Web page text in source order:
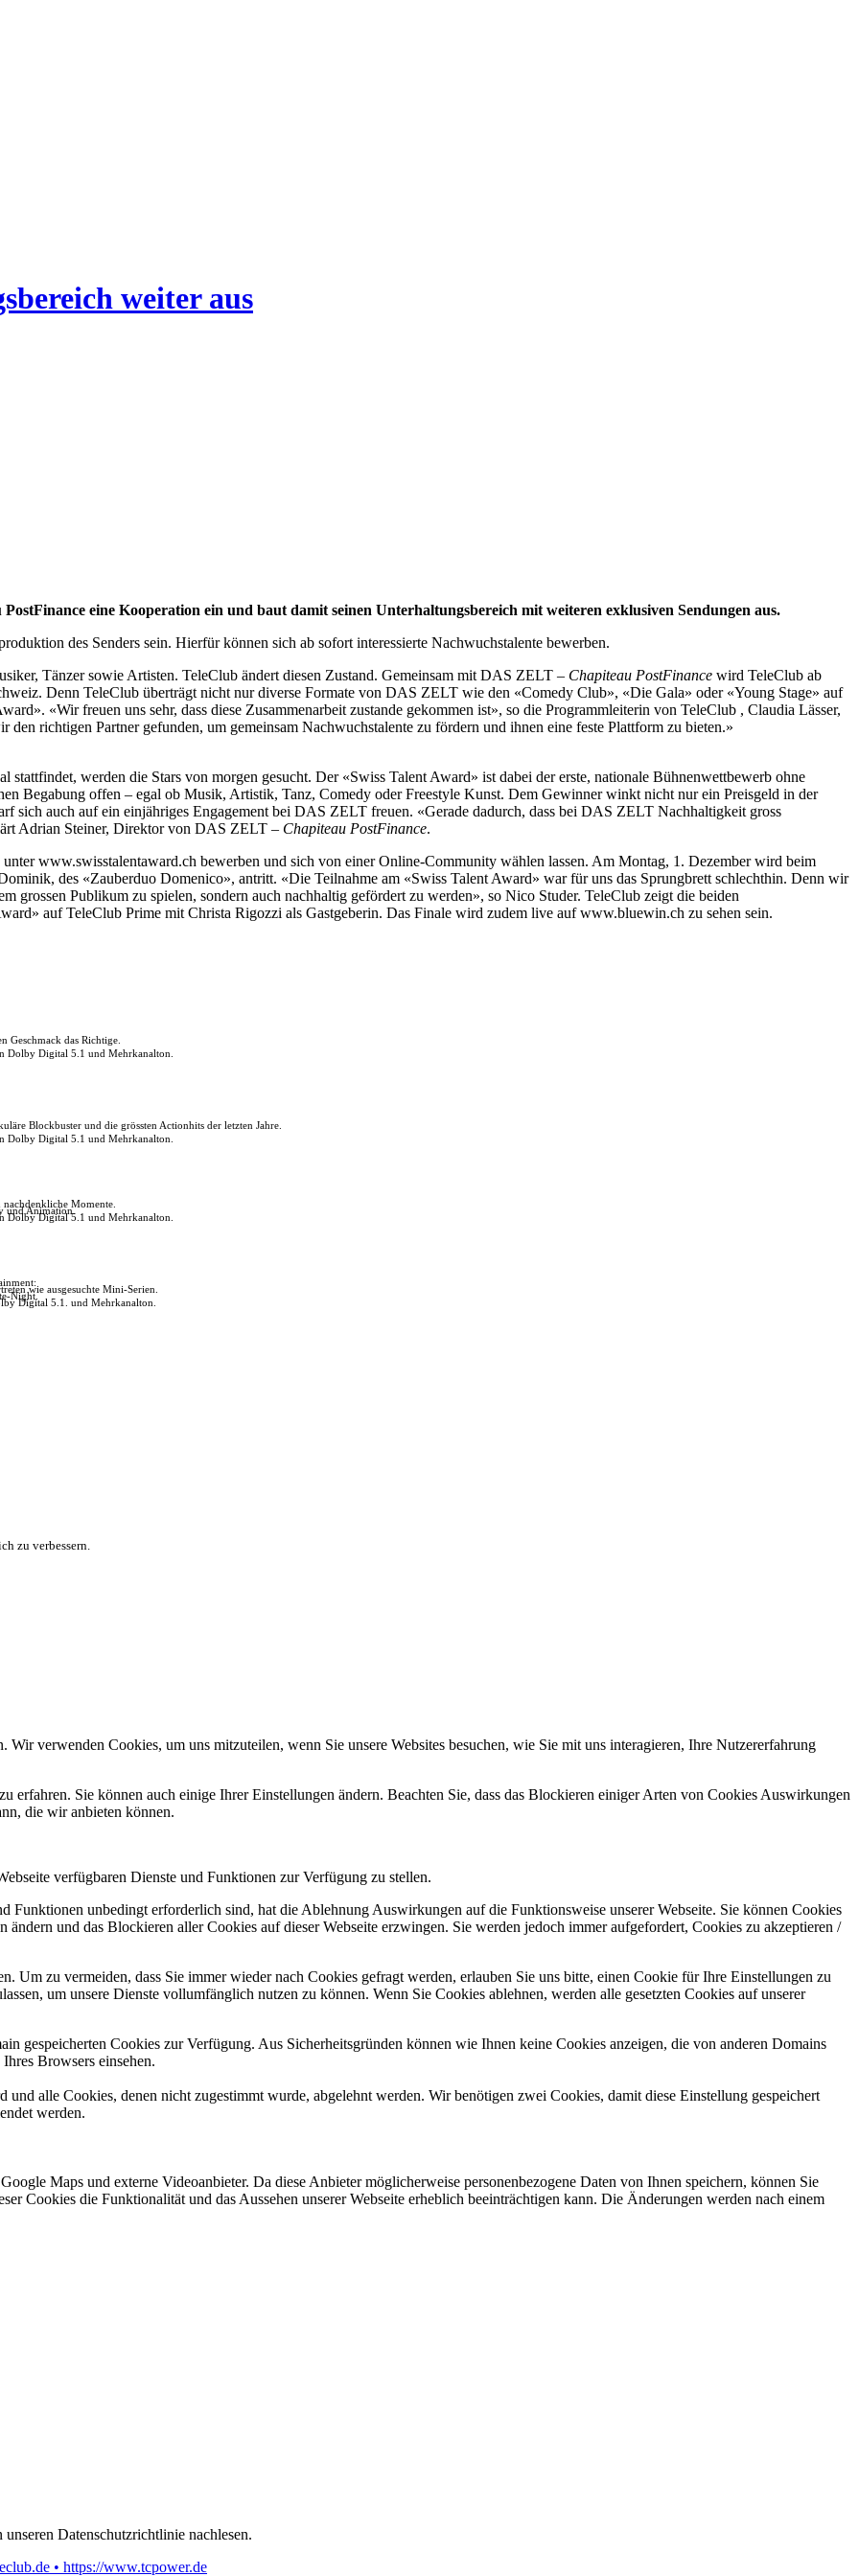
weiter aus
eine Kooperation ein und baut damit seinen Unterhaltungsbereich mit weiteren exklusiven Sendungen aus.
des Senders sein. Hierfür können sich ab sofort interessierte Nachwuchstalente bewerben.
Tänzer sowie Artisten. TeleClub ändert diesen Zustand. Gemeinsam mit DAS ZELT – Chapiteau PostFinance wird TeleClub ab
Denn TeleClub überträgt nicht nur diverse Formate von DAS ZELT wie den «Comedy Club», «Die Gala» oder «Young Stage» auf
«Wir freuen uns sehr, dass diese Zusammenarbeit zustande gekommen ist», so die Programmleiterin von TeleClub , Claudia Lässer,
den richtigen Partner gefunden, um gemeinsam Nachwuchstalente zu fördern und ihnen eine feste Plattform zu bieten.»
werden die Stars von morgen gesucht. Der «Swiss Talent Award» ist dabei der erste, nationale Bühnenwettbewerb ohne
Begabung offen – egal ob Musik, Artistik, Tanz, Comedy oder Freestyle Kunst. Dem Gewinner winkt nicht nur ein Preisgeld in der
sich auch auf ein einjähriges Engagement bei DAS ZELT freuen. «Gerade dadurch, dass bei DAS ZELT Nachhaltigkeit gross
Adrian Steiner, Direktor von DAS ZELT – Chapiteau PostFinance.
www.swisstalentaward.ch bewerben und sich von einer Online-Community wählen lassen. Am Montag, 1. Dezember wird beim
des «Zauberduo Domenico», antritt. «Die Teilnahme am «Swiss Talent Award» war für uns das Sprungbrett schlechthin. Denn wir
grossen Publikum zu spielen, sondern auch nachhaltig gefördert zu werden», so Nico Studer. TeleClub zeigt die beiden
auf TeleClub Prime mit Christa Rigozzi als Gastgeberin. Das Finale wird zudem live auf www.bluewin.ch zu sehen sein.
Geschmack das Richtige.
Dolby Digital 5.1 und Mehrkanalton.
Blockbuster und die grössten Actionhits der letzten Jahre.
Dolby Digital 5.1 und Mehrkanalton.
Momente.
und Animation.
Dolby Digital 5.1 und Mehrkanalton.
wie ausgesuchte Mini-Serien.
Night.
Digital 5.1. und Mehrkanalton.
zu verbessern.
verwenden Cookies, um uns mitzuteilen, wenn Sie unsere Websites besuchen, wie Sie mit uns interagieren, Ihre Nutzererfahrung
erfahren. Sie können auch einige Ihrer Einstellungen ändern. Beachten Sie, dass das Blockieren einiger Arten von Cookies Auswirkungen
die wir anbieten können.
verfügbaren Dienste und Funktionen zur Verfügung zu stellen.
Funktionen unbedingt erforderlich sind, hat die Ablehnung Auswirkungen auf die Funktionsweise unserer Webseite. Sie können Cookies
und das Blockieren aller Cookies auf dieser Webseite erzwingen. Sie werden jedoch immer aufgefordert, Cookies zu akzeptieren /
Um zu vermeiden, dass Sie immer wieder nach Cookies gefragt werden, erlauben Sie uns bitte, einen Cookie für Ihre Einstellungen zu
um unsere Dienste vollumfänglich nutzen zu können. Wenn Sie Cookies ablehnen, werden alle gesetzten Cookies auf unserer
gespeicherten Cookies zur Verfügung. Aus Sicherheitsgründen können wie Ihnen keine Cookies anzeigen, die von anderen Domains
Browsers einsehen.
alle Cookies, denen nicht zugestimmt wurde, abgelehnt werden. Wir benötigen zwei Cookies, damit diese Einstellung gespeichert
werden.
Maps und externe Videoanbieter. Da diese Anbieter möglicherweise personenbezogene Daten von Ihnen speichern, können Sie
Cookies die Funktionalität und das Aussehen unserer Webseite erheblich beeinträchtigen kann. Die Änderungen werden nach einem
Datenschutzrichtlinie nachlesen.
• https://www.tcpower.de